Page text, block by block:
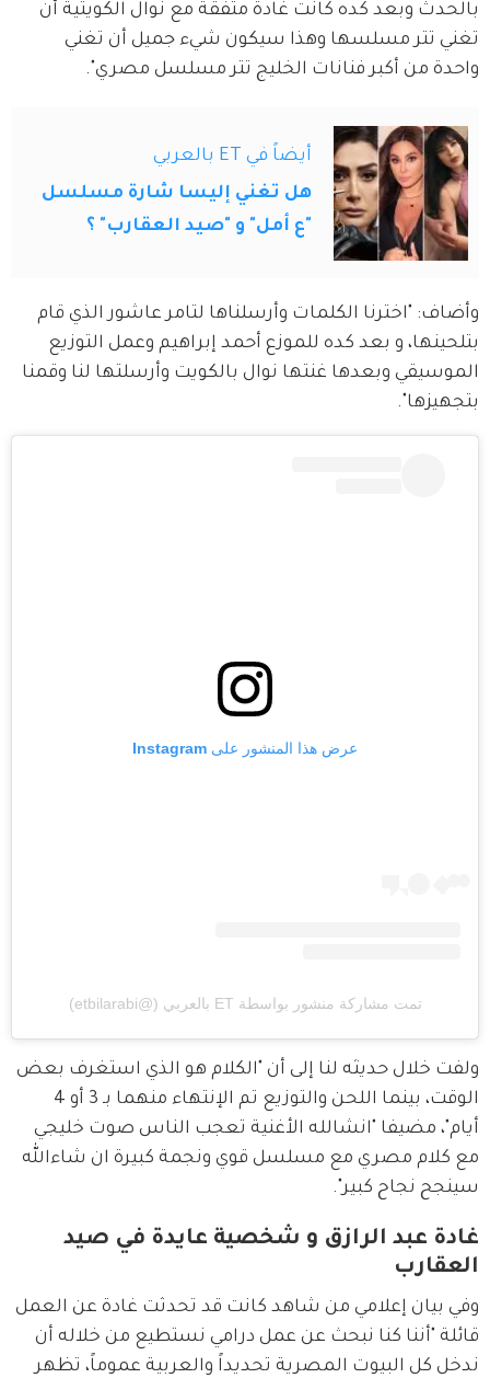
بالحدث وبعد كده كانت غادة متفقة مع نوال الكويتية أن
تغني تتر مسلسها وهذا سيكون شيء جميل أن تغني
واحدة من أكبر فنانات الخليج تتر مسلسل مصري".
أيضاً في ET بالعربي
هل تغني إليسا شارة مسلسل
"ع أمل" و "صيد العقارب" ؟
وأضاف: "اخترنا الكلمات وأرسلناها لتامر عاشور الذي قام
بتلحينها، و بعد كده للموزع أحمد إبراهيم وعمل التوزيع
الموسيقي وبعدها غنتها نوال بالكويت وأرسلتها لنا وقمنا
بتجهيزها".
عرض هذا المنشور على Instagram
تمت مشاركة منشور بواسطة ‏‎ET بالعربي‎‏ (@‏‎etbilarabi‎‏)
ولفت خلال حديثه لنا إلى أن "الكلام هو الذي استغرف بعض
أيام"، مضيفا "انشالله الأغنية تعجب الناس صوت خليجي
مع كلام مصري مع مسلسل قوي ونجمة كبيرة ان شاءالله
سينجح نجاح كبير".
غادة عبد الرازق و شخصية عايدة في صيد
العقارب
وفي بيان إعلامي من شاهد كانت قد تحدثت غادة عن العمل
قائلة "أننا كنا نبحث عن عمل درامي نستطيع من خلاله أن
ندخل كل البيوت المصرية تحديداً والعربية عموماً، تظهر